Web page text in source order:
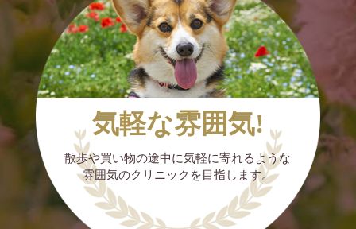
ダーを載せています。
診療は予約制ではありません。
予約なしで狂犬病ワクチン、混合ワクチン、
接種できますのでご利用ください。
歯石除去、去勢手術、避妊手術にも対応して
います（予約制）
最新の医療機器、プラズマ治療も可能です。
お気軽にお問合せください。
ーリングや抜歯ができない子に
・麻酔をかけて歯石を除去したり抜歯をした
ただし、プラズマ治療で歯石が除去できるわ
けありませんので、歯石がひどい子の場合、
本来一度きれいにスケーリングするし歯周病
変のある歯を抜歯する方が、プラズマ治療が
より有効となります。
『犬の口腔プラズマ治療のやり方』
気軽な雰囲気!
散歩や買い物の途中に気軽に寄れるような
雰囲気のクリニックを目指します。